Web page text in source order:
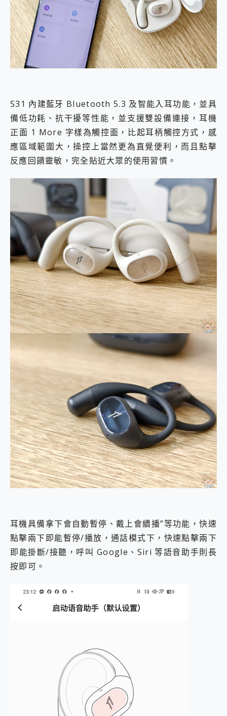
S31 內建藍牙 Bluetooth 5.3 及智能入耳功能，並具
備低功耗、抗干擾等性能，並支援雙設備連接，耳機
正面 1 More 字樣為觸控面，比起耳柄觸控方式，感
應區域範圍大，操控上當然更為直覺便利，而且點擊
反應回饋靈敏，完全貼近大眾的使用習慣。
耳機具備拿下會自動暫停、戴上會續播”等功能，快速
點擊兩下即能暫停/播放，通話模式下，快速點擊兩下
即能掛斷/接聽，呼叫 Google、Siri 等語音助手則長
按即可。